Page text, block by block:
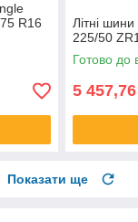
R16
Літні
225/50
Готово до
5 457,76
Показати ще